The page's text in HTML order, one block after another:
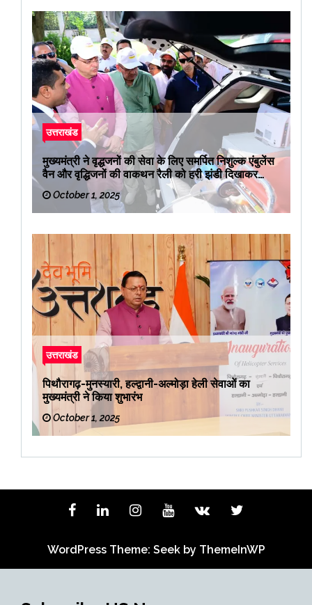
उत्तराखंड
मुख्यमंत्री ने वृद्धजनों की सेवा के लिए समर्पित निशुल्क एंबुलेंस
वैन और वृद्धिजनों की वाकथन रैली को हरी झंडी दिखाकर
रवाना किया
October 1, 2025
उत्तराखंड
पिथौरागढ़-मुनस्यारी, हल्द्वानी-अल्मोड़ा हेली सेवाओं का
मुख्यमंत्री ने किया शुभारंभ
October 1, 2025
WordPress Theme: Seek by ThemeInWP